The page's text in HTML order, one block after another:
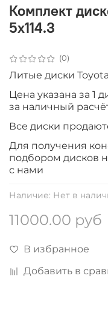
(0)
Наличие: Нет в
Комплект
5x114.3
11000.00 руб
В избранное
Добавить в
Литые диски
Цена указана за 1
за наличный
Все диски
Для получения
подбором дисков
с нами